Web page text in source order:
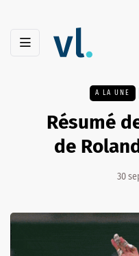
A LA UNE
Résumé
de
30